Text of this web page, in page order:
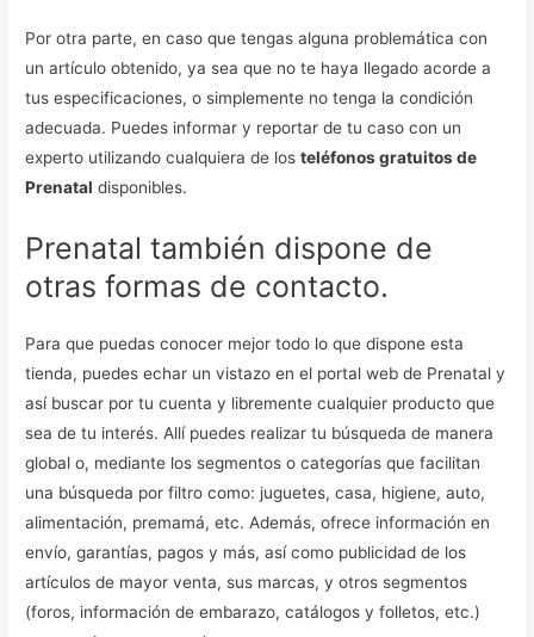
Por otra parte, en caso que tengas alguna problemática con
un artículo obtenido, ya sea que no te haya llegado acorde a
tus especificaciones, o simplemente no tenga la condición
adecuada. Puedes informar y reportar de tu caso con un
experto utilizando cualquiera de losteléfonos gratuitos de
Prenatal disponibles.
Prenatal también dispone de
otras formas de contacto.
Para que puedas conocer mejor todo lo que dispone esta
tienda, puedes echar un vistazo en el portal web de Prenatal y
así buscar por tu cuenta y libremente cualquier producto que
sea de tu interés. Allí puedes realizar tu búsqueda de manera
global o, mediante los segmentos o categorías que facilitan
una búsqueda por filtro como: juguetes, casa, higiene, auto,
alimentación, premamá, etc. Además, ofrece información en
envío, garantías, pagos y más, así como publicidad de los
artículos de mayor venta, sus marcas, y otros segmentos
(foros, información de embarazo, catálogos y folletos, etc.)